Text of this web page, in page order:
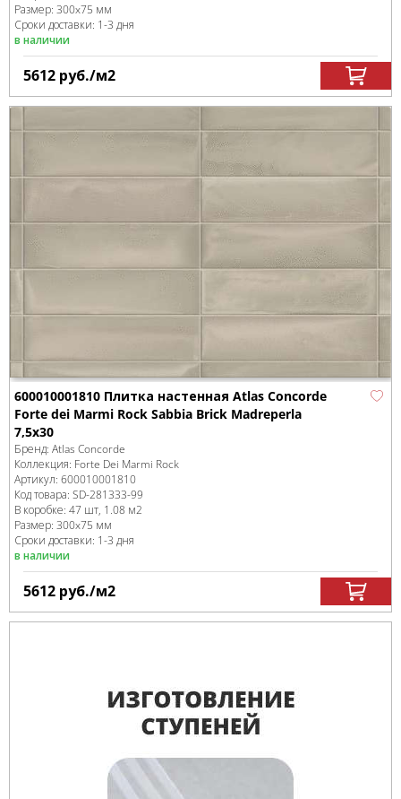
Размер: 300x75 мм
Сроки доставки: 1-3 дня
в наличии
5612 руб./м2
600010001810 Плитка настенная Atlas Concorde
Forte dei Marmi Rock Sabbia Brick Madreperla
7,5x30
Бренд: Atlas Concorde
Коллекция: Forte Dei Marmi Rock
Артикул: 600010001810
Код товара: SD-281333-99
В коробке: 47 шт, 1.08 м2
Размер: 300x75 мм
Сроки доставки: 1-3 дня
в наличии
5612 руб./м2